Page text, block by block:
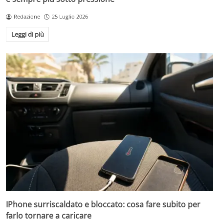
Redazione 25 Luglio 2026
Leggi di più
IPhone surriscaldato e bloccato: cosa fare subito per
farlo tornare a caricare